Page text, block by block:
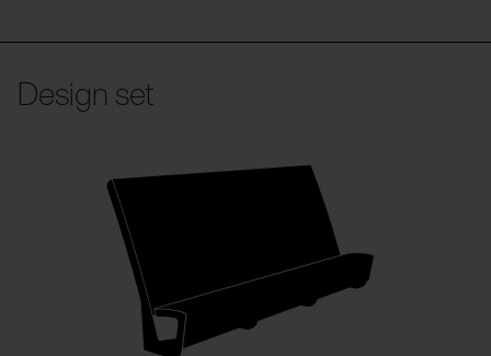
Design set